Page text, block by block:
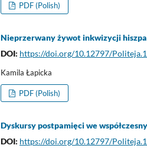
PDF (Polish)
Nieprzerwany żywot inkwizycji
DOI: https://doi.org/10.12797/
Kamila Łapicka
PDF (Polish)
Dyskursy postpamięci we
DOI: https://doi.org/10.12797/